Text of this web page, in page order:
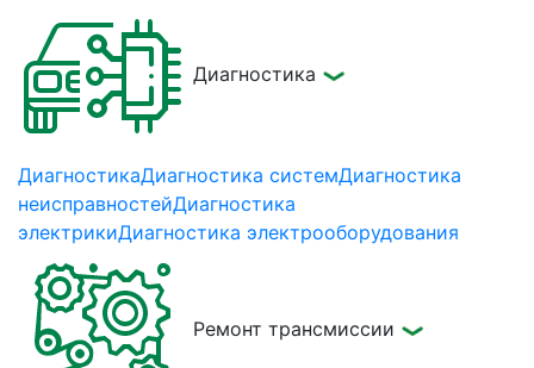
Диагностика
ДиагностикаДиагностика системДиагностика
неисправностейДиагностика
электрикиДиагностика электрооборудования
Ремонт трансмиссии